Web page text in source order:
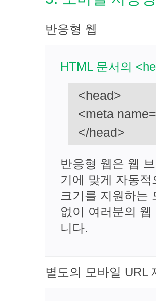
반응형 웹
HTML 문서의
<head>
<meta
</head>
반응형 웹은 웹
기에 맞게 자동
크기를 지원하는
없이 여러분의
니다.
별도의 모바일 URL